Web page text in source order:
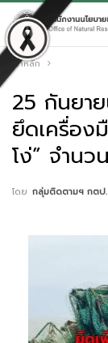
หน้าหลัก
25 กันยา
ยึดเครื่อง
โง่” จำนว
โดย กลุ่มติดตามฯ กตป.